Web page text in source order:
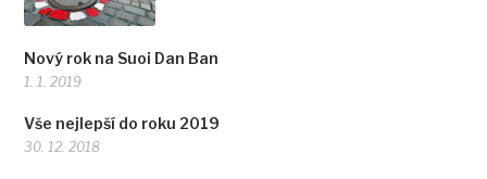
Nový rok na Suoi Dan Ban
1. 1. 2019
Vše nejlepší do roku 2019
30. 12. 2018